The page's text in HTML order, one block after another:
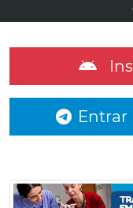
Entrar